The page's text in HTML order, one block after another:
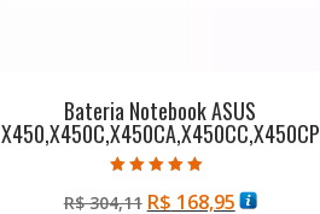
Bateria Notebook ASUS
X450,X450C,X450CA,X450CC,X450CP
5.00
R$304,11 O
R$ 168,95O